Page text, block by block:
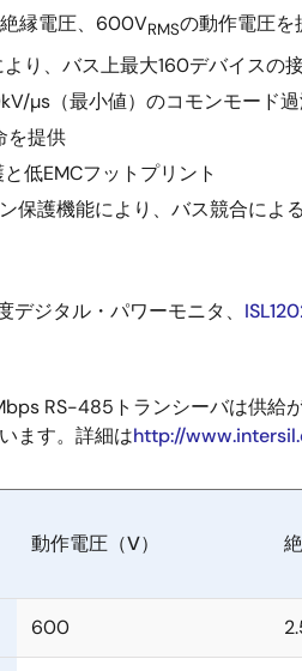
縁電圧、600VRMSの動作電圧を
り、バス上最大160デバイスの
µs（最小値）のコモンモード
を提供
低EMCフットプリント
保護機能により、バス競合によ
デジタル・パワーモニタ、
RS-485トランシーバは供
ます。詳細はhttp://
動作電圧（V）
600